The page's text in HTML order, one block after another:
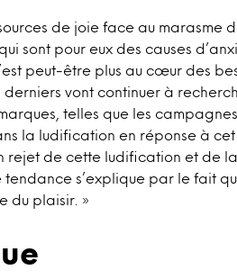
de joie face au marasme
sont pour eux des causes
peut-être plus au cœur des
derniers vont continuer à
telles que les
la ludification en réponse à cet
rejet de cette ludification et de
s’explique par le fait
du plaisir. »